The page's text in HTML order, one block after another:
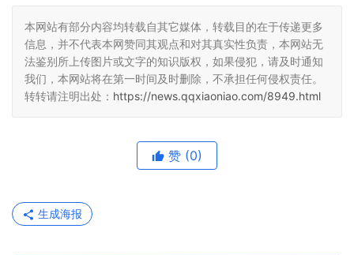
本网站有部分内容均转载自其它媒体，转载目的在于传递更多
信息，并不代表本网赞同其观点和对其真实性负责，本网站无
法鉴别所上传图片或文字的知识版权，如果侵犯，请及时通知
我们，本网站将在第一时间及时删除，不承担任何侵权责任。
转转请注明出处： https://news.qqxiaoniao.com/8949.html
赞 (0)
生成海报